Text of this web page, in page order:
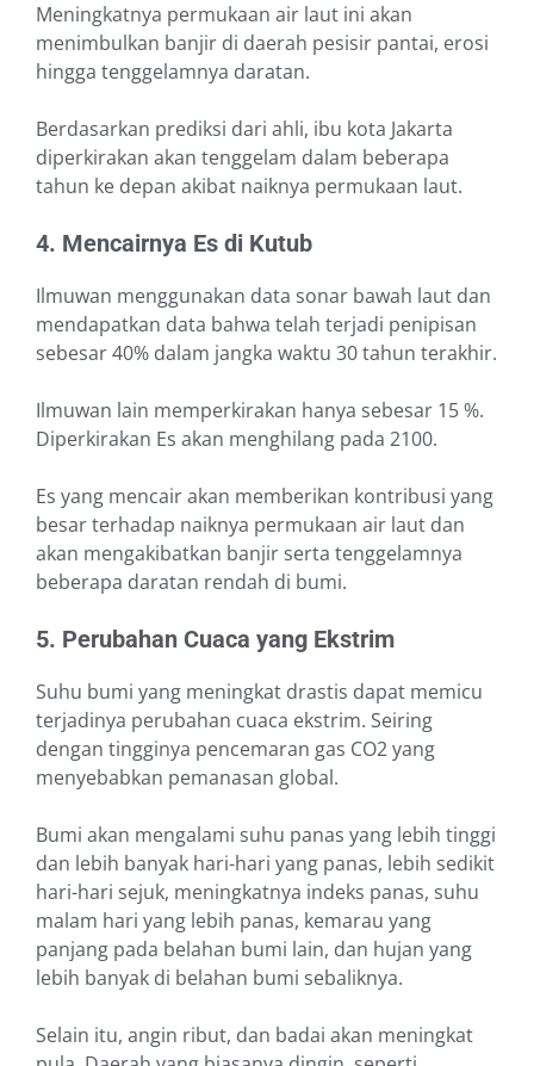
Meningkatnya permukaan air laut ini akan
menimbulkan banjir di daerah pesisir pantai, erosi
hingga tenggelamnya daratan.
Berdasarkan prediksi dari ahli, ibu kota Jakarta
diperkirakan akan tenggelam dalam beberapa
tahun ke depan akibat naiknya permukaan laut.
4. Mencairnya Es di Kutub
Ilmuwan menggunakan data sonar bawah laut dan
mendapatkan data bahwa telah terjadi penipisan
sebesar 40% dalam jangka waktu 30 tahun terakhir.
Ilmuwan lain memperkirakan hanya sebesar 15 %.
Diperkirakan Es akan menghilang pada 2100.
Es yang mencair akan memberikan kontribusi yang
besar terhadap naiknya permukaan air laut dan
akan mengakibatkan banjir serta tenggelamnya
beberapa daratan rendah di bumi.
5. Perubahan Cuaca yang Ekstrim
Suhu bumi yang meningkat drastis dapat memicu
terjadinya perubahan cuaca ekstrim. Seiring
dengan tingginya pencemaran gas CO2 yang
menyebabkan pemanasan global.
Bumi akan mengalami suhu panas yang lebih tinggi
dan lebih banyak hari-hari yang panas, lebih sedikit
hari-hari sejuk, meningkatnya indeks panas, suhu
malam hari yang lebih panas, kemarau yang
panjang pada belahan bumi lain, dan hujan yang
lebih banyak di belahan bumi sebaliknya.
Selain itu, angin ribut, dan badai akan meningkat